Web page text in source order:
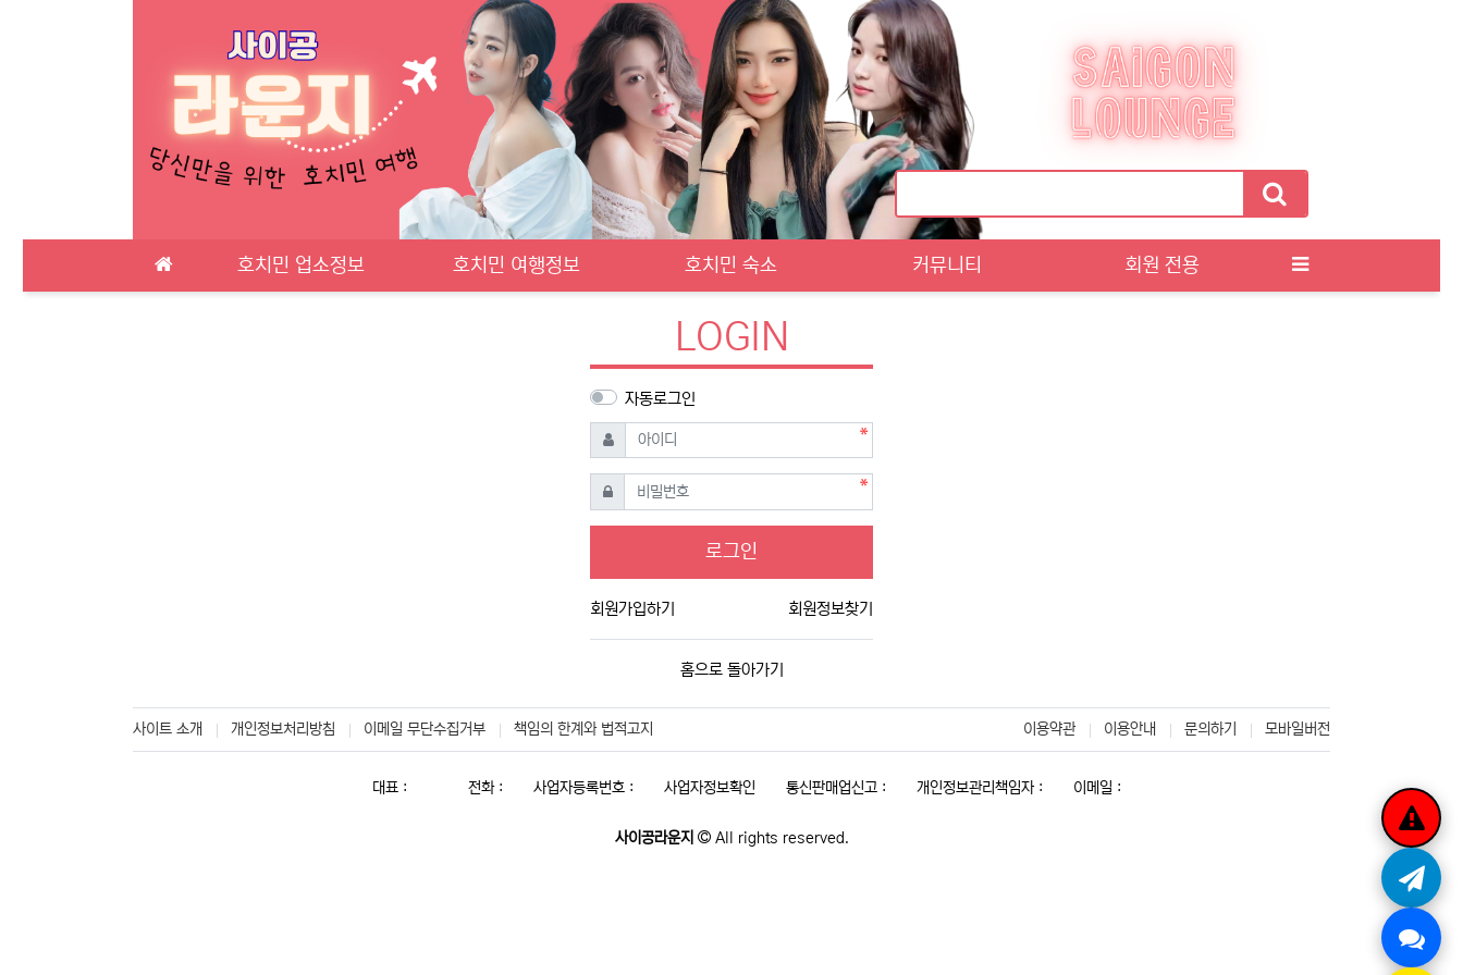
호치민 업소정보 호치민 여행정보 호치민 숙소 커뮤니티 회원 전용
LOGIN
자동로그인
아이디
필수
비밀번호필수
로그인
회원가입하기 회원정보찾기
홈으로 돌아가기
사이트 소개 개인정보처리방침 이메일 무단수집거부 책임의 한계와 법적고지 이용약관 이용안내 문의하기 모바일버전
대표 : 전화 : 사업자등록번호 : 사업자정보확인 통신판매업신고 : 개인정보관리책임자 : 이메일 :
사이공라운지 All rights reserved.